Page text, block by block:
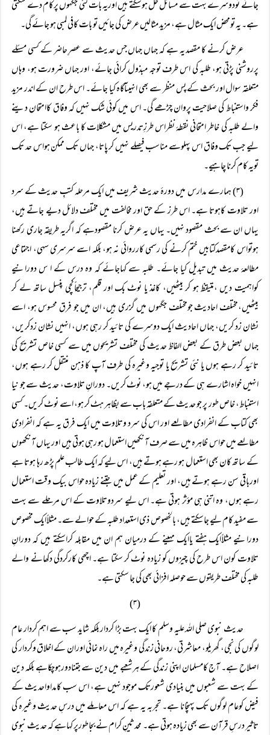
جائے تودوسرے بہت سے مسائل حل ہوسکتے ہیں اوریہ بات کئی جگہوں پرکام دے سکتی
ہے۔ یہ تومحض ایک مثال ہے، مزید مثالیں عرض کی جائیں تو بات کافی لمبی ہو جائے گی۔
عرض کرنے کا مقصد یہ ہے کہ جہاں جہاں جس حدیث سے عصرِ حاضر کے کسی مسئلے
پرروشنی پڑتی ہو، طلبہ کی اس طرف توجہ مبذول کرائی جائے، اور جہاں ضرورت ہو، وہاں
متعلقہ سوال اور بحث کے پس منظر سے بھی انہیںآگاہ کیا جائے۔ اس طرح ان کے اندر مزید
فکر واستنباط کی صلاحیت پروان چڑھے گی۔ اس میں کوئی شک نہیں کہ وفاق کاامتحان دینے
والے طلبہ کی خاطر امتحانی نقطۂ نظراس طرزِتدریس میں مشکلات کا باعث ہو سکتا ہے، اس
لیے جب تک وفاق اس پہلوسے مناسب فیصلے نہیں کر پاتا، جہاں تک ممکن ہواس حد تک
تویہ کام کرنا چاہیے۔
(۳) ہمارے مدارس میں دورۂ حدیث شریف میں ایک مرحلہ کتبِ حدیث کے سرد
اور تلاوت کاہوتا ہے۔ اس طرز کے حق اور مخالفت میں مختلف دلائل دیے جاتے ہیں،
یہاں ان سے بحث مقصود نہیں۔ یہاں یہ عرض کرنا مقصودہے کہ اگریہ طریقہ جاری رکھنا
ہوتواس کامقصدکتابیں ختم کرنے کی رسمی کارروائی نہ ہو، بلکہ اسے سرسری سہی، اجتماعی
مطالعۂ حدیث میں تبدیل کیا جائے۔ طلبہ سے کہاجائے کہ وہ درس کے ا س دورانیے
کواہمیت دیں ،متیقظ ہو کر بیٹھیں، کاغذ یا نوٹ بک اور قلم، ترجیحاًکچی پنسل ساتھ لے کر
بیٹھیں،مختلف احادیث جومختلف جگہوں میں گزری ہیں، ان میں جو فرق محسوس ہو، اسے
نشان زد کریں، جہاں احادیث ایک دوسرے کی تائید کر رہی ہوں، انہیں نشان زدکریں،
جہاں بعض طرق کے بعض الفاظ حدیث کی مختلف تشریحوں میں سے کسی خاص تشریح کی
تائید کر رہے ہوں یا نئی تشریح یا توجیہ وغیرہ کی طرف آپ کا ذہن منتقل کر رہے ہوں،
انہیں خواہ اشارے ہی کے درجے میں ہو، نوٹ کریں۔ دورانِ تلاوت، حدیث سے جو نیا
استنباط، خاص طور پر جو حدیث کے متعلقہ باب سے بظاہر ہٹ کر ہو، اسے نوٹ کریں۔ کسی
بھی کتاب کے انفرادی مطالعے اور اس کی سرد وتلاوت میں ایک فرق یہ ہے کہ انفرادی
مطالعے میں حواس ظاہرہ میں سے صرف آنکھیں استعمال ہو رہی ہوتی ہیں اور یہاں آنکھوں
کے ساتھ کان بھی استعمال ہو رہے ہوتے ہیں، اس لیے کہ ایک طالب علم پڑھ رہا ہوتا ہے
اورباقی سن رہے ہوتے ہیں، اور تعلیم کے عمل میں جتنے زیادہ حواس بیک وقت استعمال
رہے ہوں، وہ اتنی ہی مؤثر ہوتی ہے۔ اس لیے سردوتلاوت کے اس مرحلے سے بہت
سے مفید کام لیے جاسکتے ہیں، بالخصوص ذی استعداد طلبہ کے حوالے سے۔ مثلاًایک مخصوص
دورانیے مثلاًایک ہفتے یاایک مہینے کے درمیان ہم ان میں مقابلہ کراسکتے ہیں کہ دورانِ
تلاوت کون اس طرح کی چیزوں کو زیادہ نوٹ کر سکتا ہے۔ اچھی کارکردگی دکھانے والے
طلبہ کی مختلف طریقوں سے حوصلہ افزائی بھی کی جا سکتی ہے۔
(۳)
حدیث نبوی صلی اللہ علیہ وسلم کا ایک بہت بڑا کردار بلکہ شاید سب سے اہم کردار عام
لوگوں کی نجی، گھریلو، معاشرتی، روحانی زندگی وغیرہ میں راہ نمائی اوران کے اخلاق وکردار کی
اصلاح ہے۔ آج کامسلمان اپنی زندگی کے ہرشعبے میں دین سے جتنادورہوچکاہے بلکہ دین
کے بہت سے شعبوں میں بنیادی شعورتک موجود نہیں ہے، اس سب کامداواحدیث کے
فیض کوعام لوگوں تک پہنچانا ہے۔ تجربہ یہ ہے کہ اس معاملے میں درسِ حدیث وغیرہ کی
تاثیر درسِ قرآن سے بھی زیادہ ہوتی ہے۔ محدثینِ کرام نے بجاطورپر کہاہے کہ حدیث نبوی